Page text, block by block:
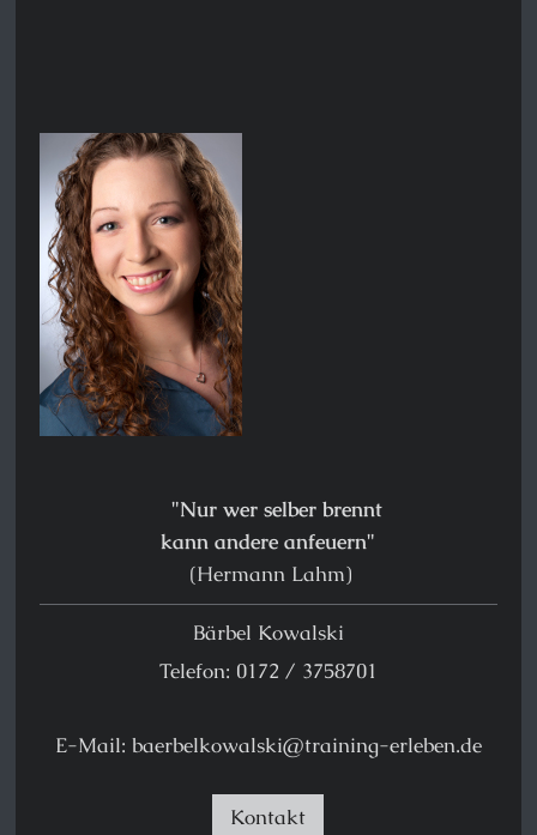
"Nur wer selber brennt
kann andere anfeuern"
(Hermann Lahm)
Bärbel Kowalski
Telefon: 0172 / 3758701
E-Mail: baerbelkowalski@training-erleben.de
Kontakt